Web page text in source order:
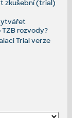
zkušební (trial)
rozvody?
Trial verze